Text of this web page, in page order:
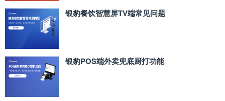
银豹餐饮智慧屏TV端常见问题
银豹POS端外卖兜底厨打功能